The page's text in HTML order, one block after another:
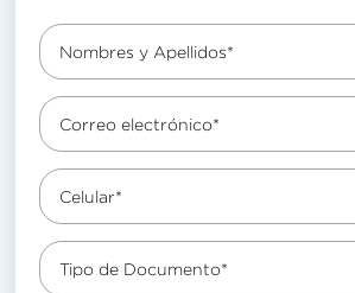
Nombres y Apellidos*
Correo electrónico*
Celular*
Tipo de Documento*